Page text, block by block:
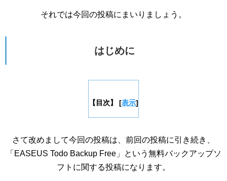
それでは今回の投稿にまいりましょう。
はじめに
【目次】 [表示]
さて改めまして今回の投稿は、前回の投稿に引き続き、
「EASEUS Todo Backup Free」という無料バックアップソ
フトに関する投稿になります。